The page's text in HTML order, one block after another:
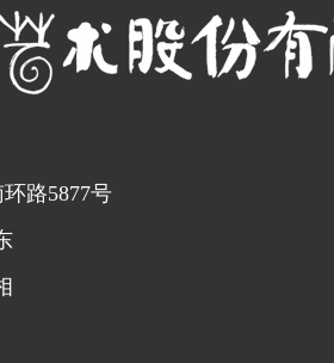
路5877号